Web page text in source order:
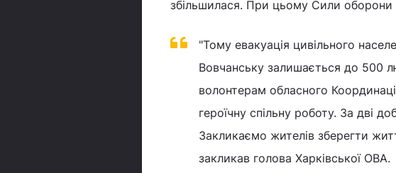
збільшилася. При цьому Сили
"Тому евакуація цивільного
Вовчанську залишається до 500
волонтерам обласного
героїчну спільну роботу. За дві
Закликаємо жителів зберегти
закликав голова Харківської ОВА.